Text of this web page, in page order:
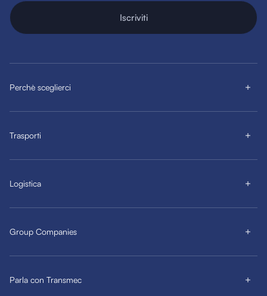
Iscriviti
Perchè sceglierci
Trasporti
Logistica
Group Companies
Parla con Transmec